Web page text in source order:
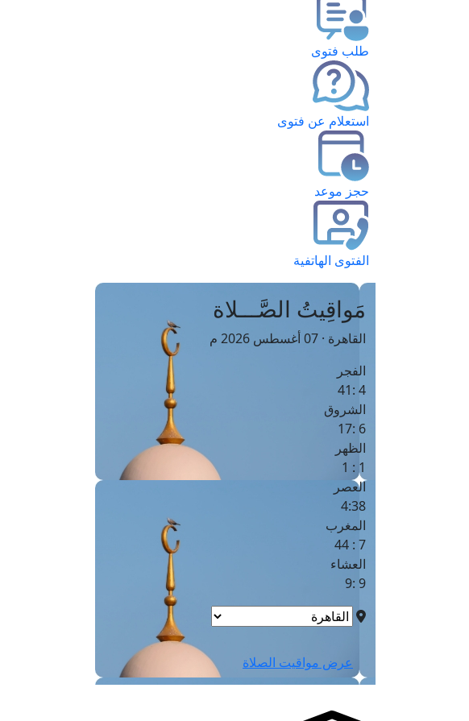
طلب فتوى
استعلام عن فتوى
حجز موعد
الفتوى الهاتفية
مَواقِيتُ الصَّـــلاة
القاهرة · 07 أغسطس 2026 م
الفجر
4 :41
الشروق
6 :17
الظهر
1 : 1
العصر
4:38
المغرب
7 : 44
العشاء
9 :9
عرض مواقيت الصلاة